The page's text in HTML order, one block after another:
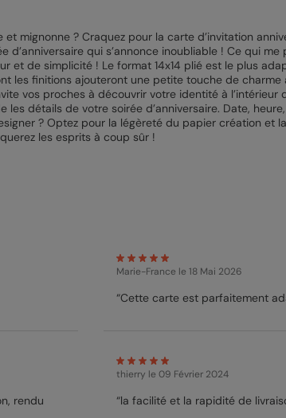
et mignonne ? Craquez pour la carte d’invitation
d’anniversaire qui s’annonce inoubliable ! Ce qui
et de simplicité ! Le format 14x14 plié est le plus
les finitions ajouteront une petite touche de
vos proches à découvrir votre identité à
détails de votre soirée d’anniversaire. Date,
? Optez pour la légèreté du papier création et
les esprits à coup sûr !
Marie-France le 18 Mai 2026
rendu
thierry le 09 Février 2024
“la facilité et la rapidité de